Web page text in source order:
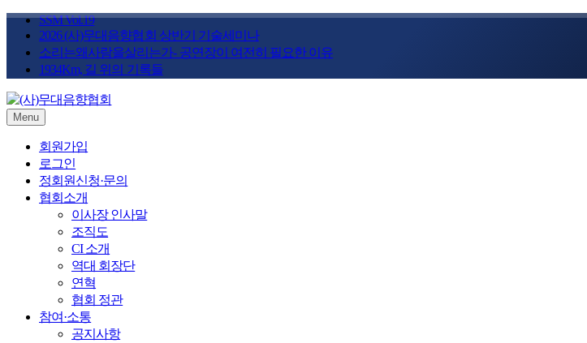
Skip
content
SSM Vol.19
2026 (사)무대음향협회 상반기 기술세미나
소리는왜사람을살리는가- 공연장이 여전히 필요한 이유
1934Km, 길 위의 기록들
(사)무대음향협회
STAGE SOUND KOREA
Menu
회원가입
로그인
정회원신청·문의
협회소개
이사장 인사말
조직도
CI 소개
역대 회장단
연혁
협회 정관
참여·소통
공지사항